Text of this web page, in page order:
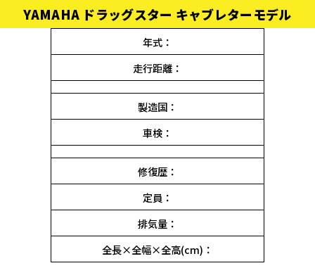
YAMAHA ドラッグスター キャブレターモデル
年式：
走行距離：
製造国：
車検：
修復歴：
定員：
排気量：
全長×全幅×全高(cm)：